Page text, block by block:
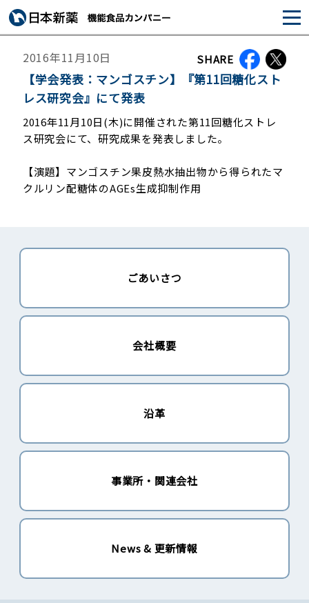
2016年11月10日 SHARE
【学会発表：マンゴスチン】『第11回糖化スト
レス研究会』にて発表
2016年11月10日(木)に開催された第11回糖化ストレ
ス研究会にて、研究成果を発表しました。
【演題】マンゴスチン果皮熱水抽出物から得られたマ
クルリン配糖体のAGEs生成抑制作用
ごあいさつ
会社概要
沿革
事業所・関連会社
News & 更新情報